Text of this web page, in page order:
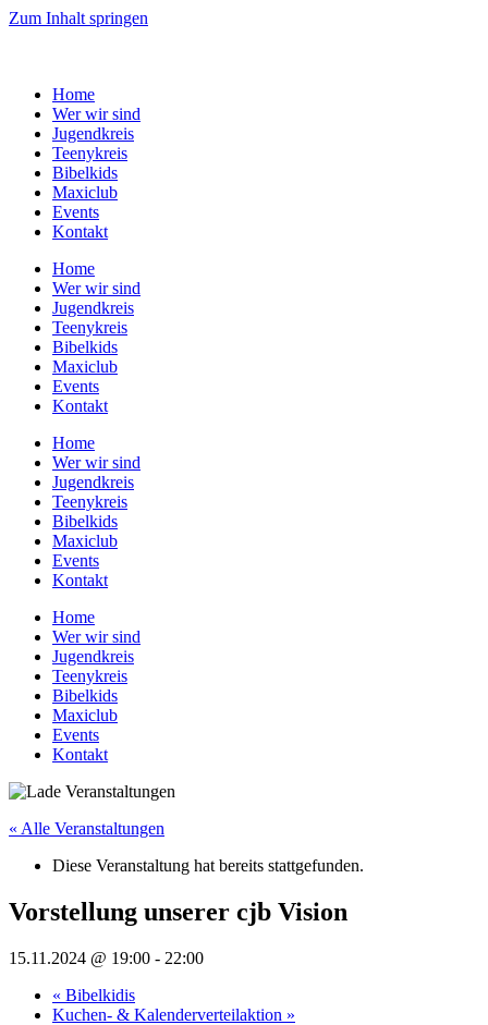
Zum Inhalt springen
Home
Wer wir sind
Jugendkreis
Teenykreis
Bibelkids
Maxiclub
Events
Kontakt
Home
Wer wir sind
Jugendkreis
Teenykreis
Bibelkids
Maxiclub
Events
Kontakt
Home
Wer wir sind
Jugendkreis
Teenykreis
Bibelkids
Maxiclub
Events
Kontakt
Home
Wer wir sind
Jugendkreis
Teenykreis
Bibelkids
Maxiclub
Events
Kontakt
« Alle Veranstaltungen
Diese Veranstaltung hat bereits stattgefunden.
Vorstellung unserer cjb Vision
15.11.2024 @ 19:00 - 22:00
« Bibelkidis
Kuchen- & Kalenderverteilaktion »